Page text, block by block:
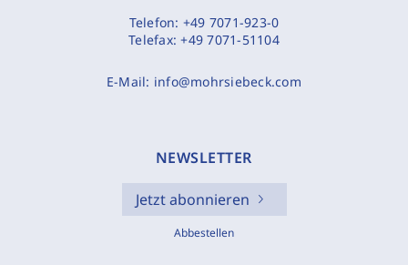
Telefon: +49 7071-923-0
Telefax:+49 7071-51104
E-Mail: info@mohrsiebeck.com
NEWSLETTER
Jetzt abonnieren
Abbestellen